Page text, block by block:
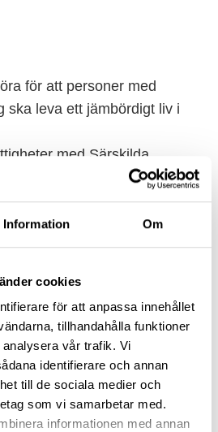
Information Om
cookies
för att anpassa innehållet
tillhandahålla funktioner
vår trafik. Vi
identifierare och annan
till de sociala medier och
som vi samarbetar med.
informationen med annan
för att personer med
ska leva ett jämbördigt liv i
med Särskilda
Mark
partierna i Mark svara på vid
att lyssna på den rikskände
.
ett kort avbrott för mingel och frukt.
givande kväll, för att ställa egna